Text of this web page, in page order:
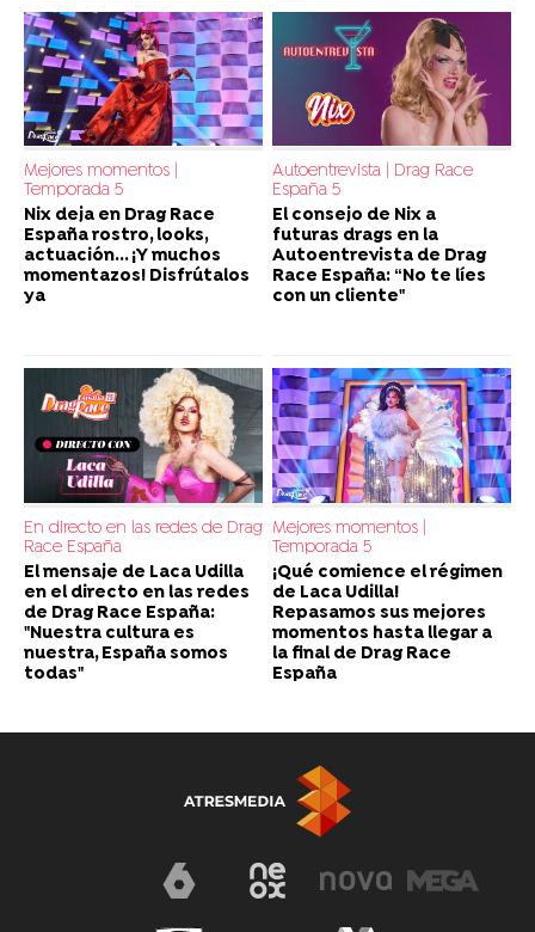
Mejores momentos |
Temporada 5
Nix deja en Drag Race
España rostro, looks,
actuación... ¡Y muchos
momentazos! Disfrútalos
ya
Autoentrevista | Drag Race
España 5
El consejo de Nix a
futuras drags en la
Autoentrevista de Drag
Race España: “No te líes
con un cliente"
En directo en las redes de Drag
Race España
El mensaje de Laca Udilla
en el directo en las redes
de Drag Race España:
"Nuestra cultura es
nuestra, España somos
todas"
Mejores momentos |
Temporada 5
¡Qué comience el régimen
de Laca Udilla!
Repasamos sus mejores
momentos hasta llegar a
la final de Drag Race
España